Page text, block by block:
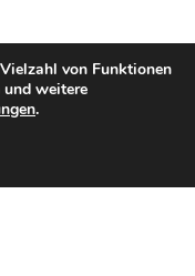
von Funktionen
weitere
.